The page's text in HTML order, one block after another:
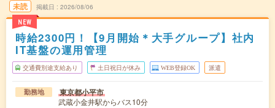
未読
NEW
掲載日 2026/08/06
時給2300円！【9月開始＊大手グループ】社内
IT基盤の運用管理
交通費別途支給あり 土日祝日が休み WEB登録OK 派遣
勤務地 東京都小平市
武蔵小金井駅からバス10分